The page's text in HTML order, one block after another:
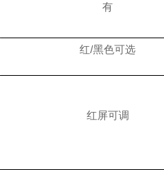
有
红/黑色可选
红屏可调